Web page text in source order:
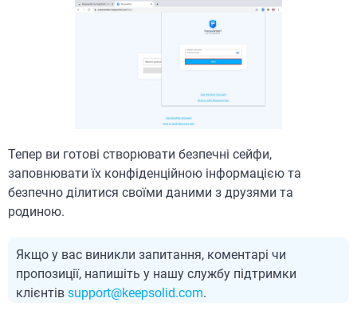
Тепер ви готові створювати безпечні сейфи,
заповнювати їх конфіденційною інформацією та
безпечно ділитися своїми даними з друзями та
родиною.
Якщо у вас виникли запитання, коментарі чи
пропозиції, напишіть у нашу службу підтримки
клієнтів support@keepsolid.com.